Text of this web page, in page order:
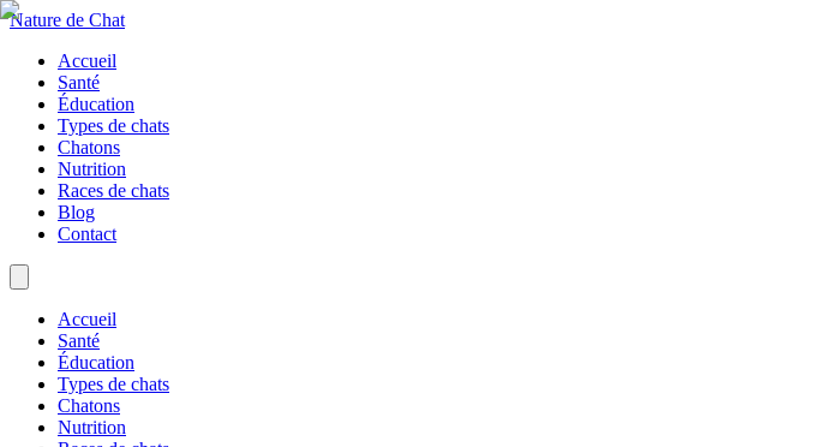
Nature de Chat
Accueil
Santé
Éducation
Types de chats
Chatons
Nutrition
Races de chats
Blog
Contact
Accueil
Santé
Éducation
Types de chats
Chatons
Nutrition